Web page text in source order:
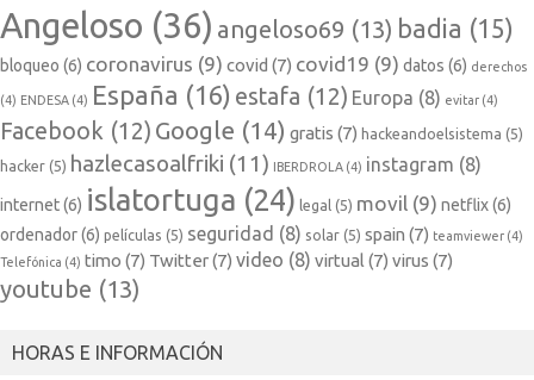
Angeloso (36) angeloso69 (13) badia (15)
bloqueo (6) coronavirus (9) covid (7) covid19 (9) datos (6) derechos
(4) ENDESA (4) España (16) estafa (12) Europa (8) evitar (4)
Facebook (12) Google (14) gratis (7) hackeandoelsistema (5)
hacker (5) hazlecasoalfriki (11) IBERDROLA (4) instagram (8)
internet(6) islatortuga (24) legal (5) movil (9) netflix(6)
ordenador(6) películas (5) seguridad (8) solar (5) spain (7) teamviewer (4)
Telefónica (4) timo (7) Twitter(7) video (8) virtual (7) virus (7)
youtube (13)
HORAS E INFORMACIÓN